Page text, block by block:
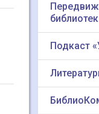
Подкаст